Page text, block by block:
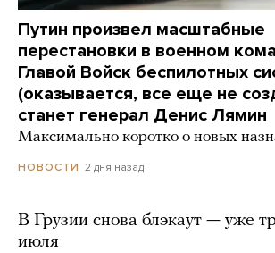
Путин произвел масштабные
перестановки в военном
Главой Войск беспилотных
(оказывается, все еще не
станет генерал Денис Лямин
Максимально коротко о новых
НОВОСТИ 2 дня назад
В Грузии снова блэкаут — уже
июля